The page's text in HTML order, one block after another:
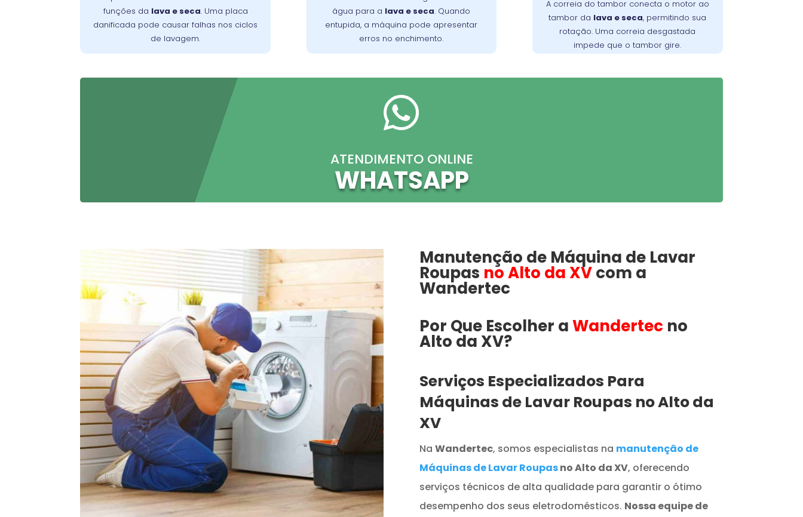
funções da lava e seca. Uma placa
danificada pode causar falhas nos ciclos
de lavagem.
substituição da placa deve ser feita por
um técnico especializado para garantir o
retorno ao funcionamento normal e
evitar danos adicionais.
água para a lava e seca. Quando
entupida, a máquina pode apresentar
erros no enchimento.
tambor
. Limpe a válvula regularmente
para evitar acúmulo de detritos e
mantenha o desempenho ideal da
máquina.
A correia do tambor conecta o motor ao
tambor da lava e seca, permitindo sua
rotação. Uma correia desgastada
impede que o tambor gire.
da máquina
. Verifique periodicamente e
consulte um técnico para a troca
adequada, garantindo maior
durabilidade do equipamento

ATENDIMENTO ONLINE
WHATSAPP
Manutenção de Máquina de Lavar
Roupas no Alto da XVcom a
Wandertec
Por Que Escolher aWandertec no
Alto da XV​​​?
Serviços Especializados Para
Máquinas de Lavar Roupas no Alto da
XV
Na Wandertec, somos especialistas na manutenção de
Máquinas de Lavar Roupasno Alto da XV, oferecendo
serviços técnicos de alta qualidade para garantir o ótimo
desempenho dos seus eletrodomésticos. Nossa equipe de